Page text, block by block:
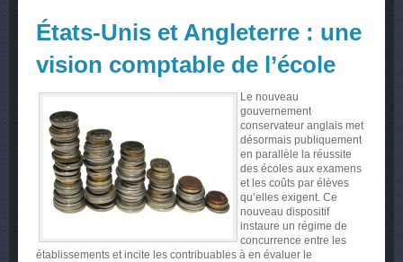
États-Unis et Angleterre : une
vision comptable de l’école
Le nouveau
gouvernement
conservateur anglais met
désormais publiquement
en parallèle la réussite
des écoles aux examens
et les coûts par élèves
qu’elles exigent. Ce
nouveau dispositif
instaure un régime de
concurrence entre les
établissements et incite les contribuables à en évaluer le